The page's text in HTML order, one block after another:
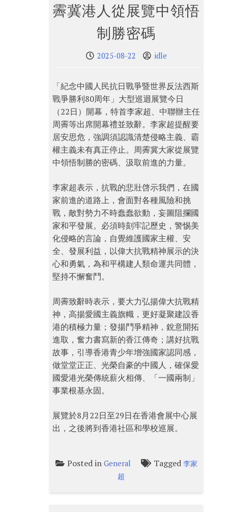
霽冀港人從展覽中領悟
制勝密碼
2025-08-22 idle
「紀念中國人民抗日戰爭暨世界反法西斯
戰爭勝利80周年」大型巡迴展覽今日
（22日）開幕，特首李家超、中聯辦主任
周霽等出席開幕禮並致辭。李家超提醒要
居安思危，強調須認識清楚侵略主義、霸
權主義未有真正停止。周霽冀大家從展覽
中領悟制勝的密碼、汲取前進的力量。
李家超表示，抗戰的悲壯啓示我們，在國
家前進的道路上，會面對各種風險和挑
戰，敵對勢力不時蠢蠢欲動，妄圖阻攔國
家和平發展。必須時刻牢記歷史，警惕美
化侵略的言論，自覺維護國家主權、安
全、發展利益，以偉大抗戰精神展示的決
心和勇氣，為和平構建人類命運共同體，
堅持不懈奮鬥。
周霽致辭時表示，要大力弘揚偉大抗戰精
神，高揚愛國主義旗幟，更好凝聚建設香
港的積極力量；發揚鬥爭精神，銳意開拓
進取，奮力書寫新的香江傳奇；講好抗戰
故事，引導香港青少年增強國家認同感，
做堂堂正正、光榮自豪的中國人，確保愛
國愛港光榮傳統薪火相傳、「一國兩制」
事業根基永固。
展覽於8月22日至29日在香港會展中心展
出，之後將到香港社區和學校巡展。
Posted in General Tagged 李家
超